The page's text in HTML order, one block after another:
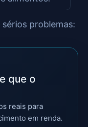
problemas:
que o
reais para
em renda.